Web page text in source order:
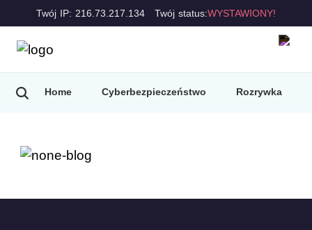
Twój IP: 216.73.217.134 Twój status:WYSTAWIONY!
Home Cyberbezpieczeństwo Rozrywka